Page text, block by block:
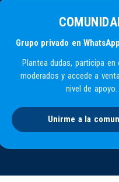
Grupo privado en
Plantea dudas, participa
moderados y accede a
nivel de apoyo.
Unirme a la